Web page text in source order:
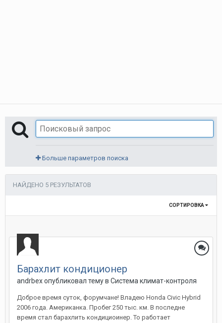
Больше параметров поиска
НАЙДЕНО 5 РЕЗУЛЬТАТОВ
СОРТИРОВКА
Барахлит кондиционер
andrbexопубликовал тему в Система климат-контроля
Доброе время суток, форумчане! Владею Honda Civic Hybrid
2006 года. Американка. Пробег 250 тыс. км. В последне
время стал барахлить кондициоинер. То работает